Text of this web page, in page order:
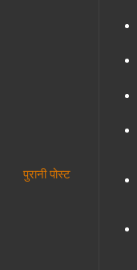
पुरानी पोस्ट